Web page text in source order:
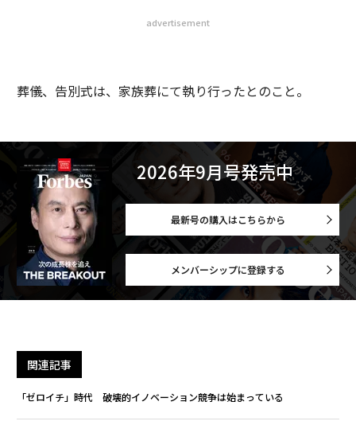
advertisement
葬儀、告別式は、家族葬にて執り行ったとのこと。
2026年9月号発売中
最新号の購入はこちらから
メンバーシップに登録する
関連記事
「ゼロイチ」時代 破壊的イノベーション競争は始まっている